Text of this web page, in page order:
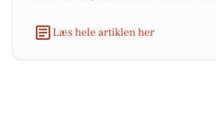
Læs hele artiklen her